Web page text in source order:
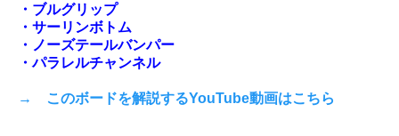
・ブルグリップ
・サーリンボトム
・ノーズテールバンパー
・パラレルチャンネル
→ このボードを解説するYouTube動画はこちら